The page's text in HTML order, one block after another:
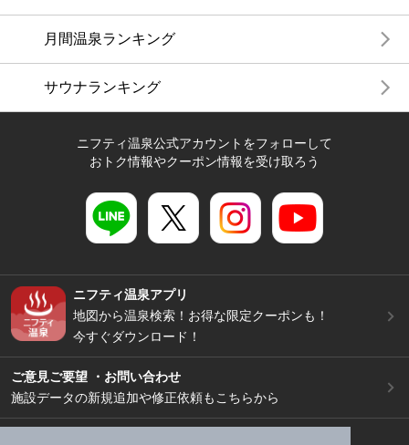
月間温泉ランキング
サウナランキング
ニフティ温泉公式アカウントをフォローして
おトク情報やクーポン情報を受け取ろう
ニフティ温泉アプリ
地図から温泉検索！お得な限定クーポンも！
今すぐダウンロード！
ご意見ご要望 ・お問い合わせ
施設データの新規追加や修正依頼もこちらから